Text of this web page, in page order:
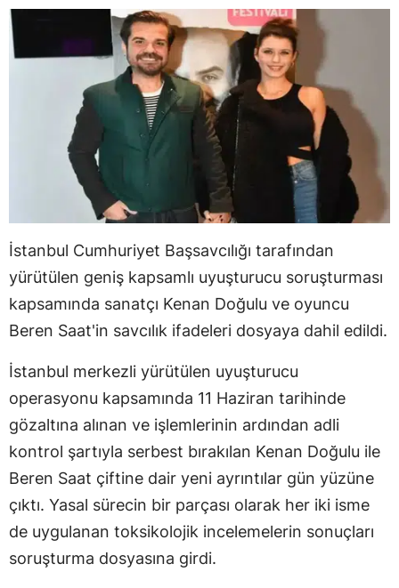
İstanbul Cumhuriyet Başsavcılığı tarafından
yürütülen geniş kapsamlı uyuşturucu soruşturması
kapsamında sanatçı Kenan Doğulu ve oyuncu
Beren Saat'in savcılık ifadeleri dosyaya dahil edildi.
İstanbul merkezli yürütülen uyuşturucu
operasyonu kapsamında 11 Haziran tarihinde
gözaltına alınan ve işlemlerinin ardından adli
kontrol şartıyla serbest bırakılan Kenan Doğulu ile
Beren Saat çiftine dair yeni ayrıntılar gün yüzüne
çıktı. Yasal sürecin bir parçası olarak her iki isme
de uygulanan toksikolojik incelemelerin sonuçları
soruşturma dosyasına girdi.